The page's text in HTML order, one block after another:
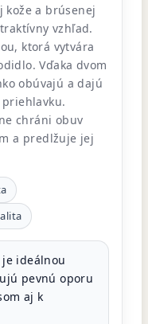
kože a brúsenej
vzhľad.
ktorá vytvára
Vďaka dvom
obúvajú a dajú
chráni obuv
a predlžuje jej
ideálnou
pevnú oporu
aj k